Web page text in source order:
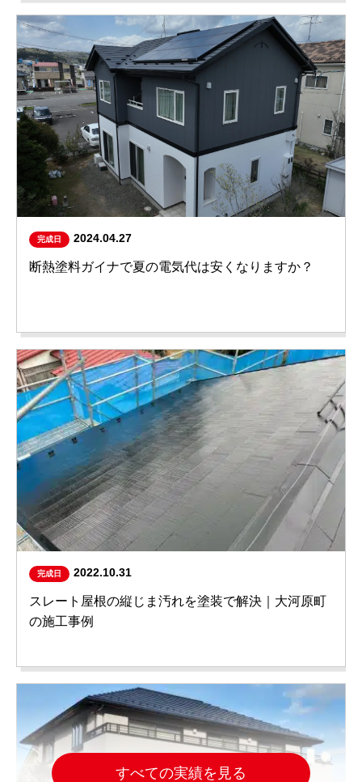
完成日 2024.04.27
断熱塗料ガイナで夏の電気代は安くなりますか？
完成日 2022.10.31
スレート屋根の縦じま汚れを塗装で解決｜大河原町
の施工事例
すべての実績を見る